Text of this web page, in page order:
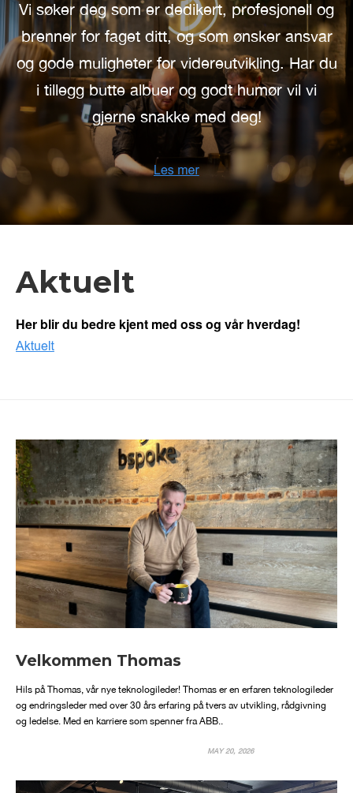
Vi søker deg som er dedikert, profesjonell og
brenner for faget ditt, og som ønsker ansvar
og gode muligheter for videreutvikling. Har du
i tillegg butte albuer og godt humør vil vi
gjerne snakke med deg!
Aktuelt
Her blir du bedre kjent med oss og vår hverdag!
Velkommen Thomas
Hils på Thomas, vår nye teknologileder! Thomas er en erfaren teknologileder
og endringsleder med over 30 års erfaring på tvers av utvikling, rådgivning
og ledelse. Med en karriere som spenner fra ABB..
MAY 20, 2026